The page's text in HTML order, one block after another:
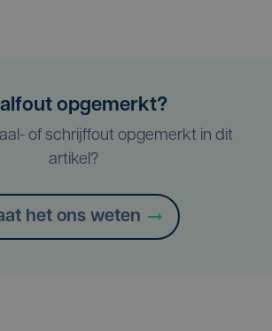
opgemerkt?
of schrijffout opgemerkt in dit
artikel?
het ons weten